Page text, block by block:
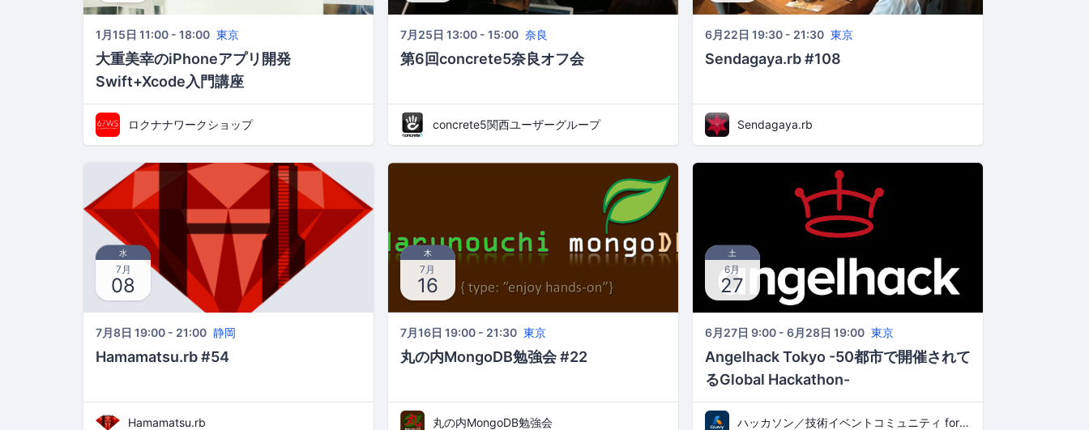
1月15日 11:00 - 18:00 東京
大重美幸のiPhoneアプリ開発
Swift+Xcode入門講座
ロクナナワークショップ
7月25日 13:00 - 15:00 奈良
第6回concrete5奈良オフ会
concrete5関西ユーザーグループ
6月22日 19:30 - 21:30 東京
Sendagaya.rb #108
Sendagaya.rb
水
7月
08
7月8日 19:00 - 21:00 静岡
Hamamatsu.rb #54
Hamamatsu.rb
木
7月
16
7月16日 19:00 - 21:30 東京
丸の内MongoDB勉強会 #22
丸の内MongoDB勉強会
土
6月
27
6月27日 9:00 - 6月28日 19:00 東京
Angelhack Tokyo -50都市で開催されて
るGlobal Hackathon-
ハッカソン／技術イベントコミュニティ for 若手エンジニア